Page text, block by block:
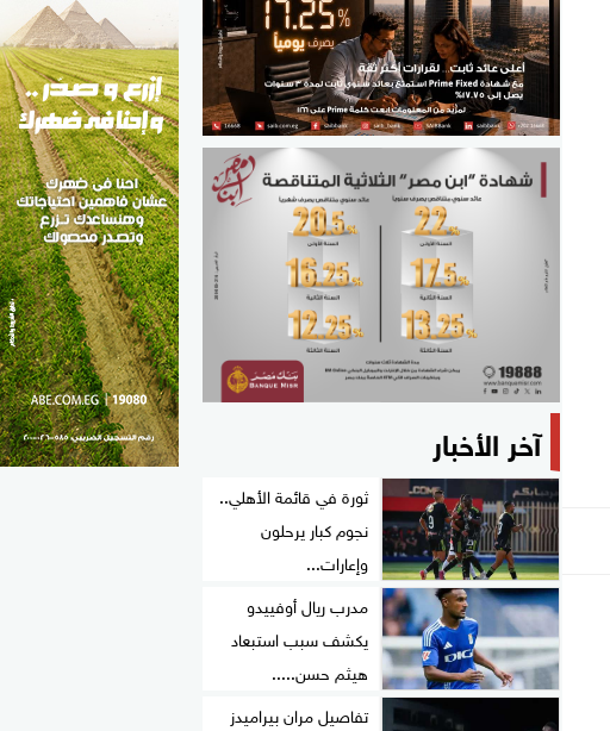
مواهب مصر
آخر الأخبار
ثورة في قائمة الأهلي..
نجوم كبار يرحلون
وإعارات...
مدرب ريال أوفييدو
يكشف سبب استبعاد
هيثم حسن.....
تفاصيل مران بيراميدز